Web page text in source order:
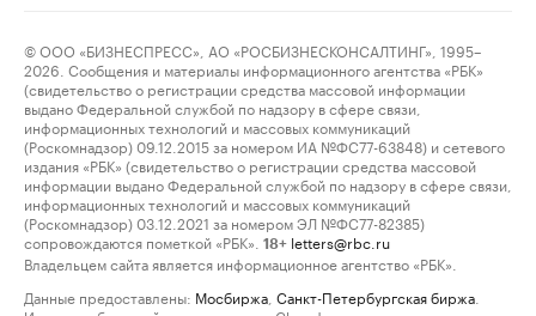
© ООО «БИЗНЕСПРЕСС», АО «РОСБИЗНЕСКОНСАЛТИНГ», 1995–
2026. Сообщения и материалы информационного агентства «РБК»
(свидетельство о регистрации средства массовой информации
выдано Федеральной службой по надзору в сфере связи,
информационных технологий и массовых коммуникаций
(Роскомнадзор) 09.12.2015 за номером ИА №ФС77-63848) и сетевого
издания «РБК» (свидетельство о регистрации средства массовой
информации выдано Федеральной службой по надзору в сфере связи,
информационных технологий и массовых коммуникаций
(Роскомнадзор) 03.12.2021 за номером ЭЛ №ФС77-82385)
сопровождаются пометкой «РБК».
18+ letters@rbc.ru
Владельцем сайта является информационное агентство «РБК».
Данные предоставлены: Мосбиржа Санкт-Петербургская биржа